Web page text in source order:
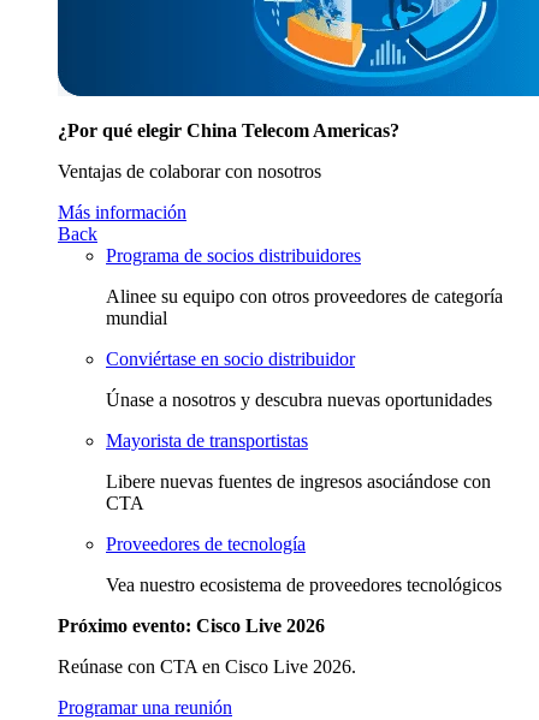
¿Por qué elegir China Telecom Americas?
Ventajas de colaborar con nosotros
Más información
Back
Programa de socios distribuidores
Alinee su equipo con otros proveedores de categoría
mundial
Conviértase en socio distribuidor
Únase a nosotros y descubra nuevas oportunidades
Mayorista de transportistas
Libere nuevas fuentes de ingresos asociándose con
CTA
Proveedores de tecnología
Vea nuestro ecosistema de proveedores tecnológicos
Próximo evento: Cisco Live 2026
Reúnase con CTA en Cisco Live 2026.
Programar una reunión